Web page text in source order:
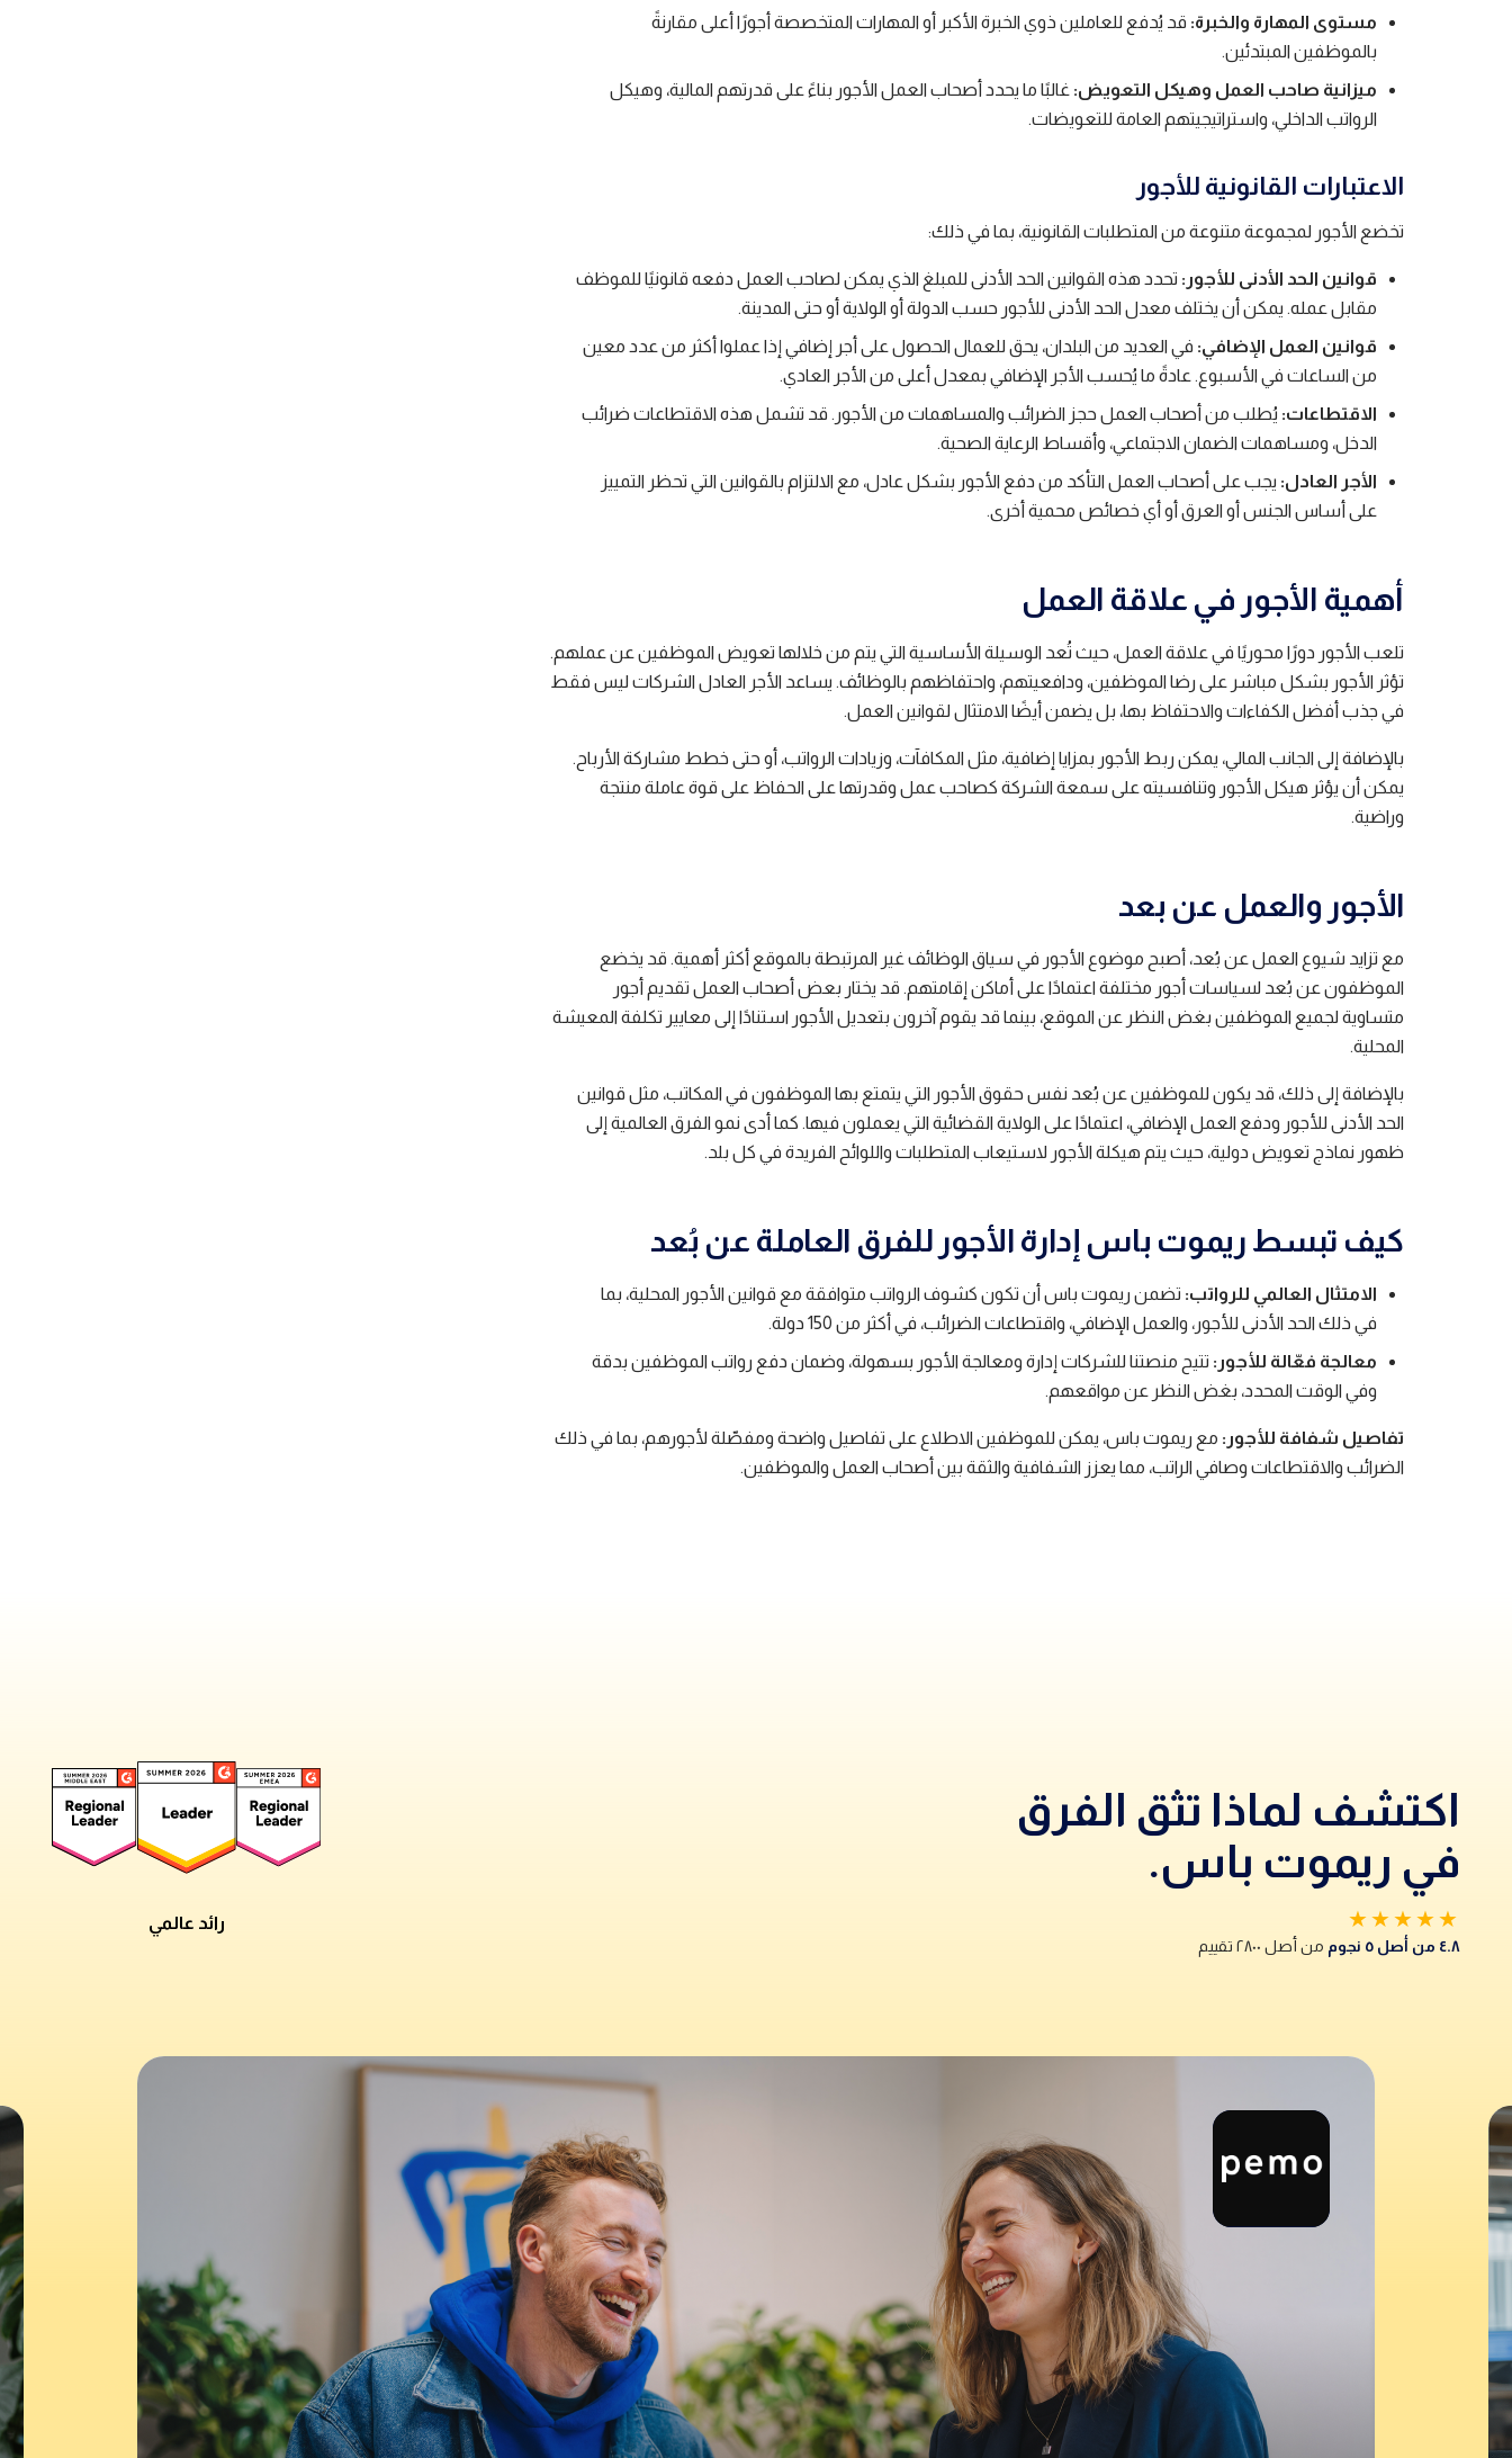
مستوى المهارة والخبرة: قد يُدفع للعاملين ذوي الخبرة الأكبر أو المهارات المتخصصة أجورًا أعلى مقارنةً
بالموظفين المبتدئين.
ميزانية صاحب العمل وهيكل التعويض: غالبًا ما يحدد أصحاب العمل الأجور بناءً على قدرتهم المالية، وهيكل
الرواتب الداخلي، واستراتيجيتهم العامة للتعويضات.
الاعتبارات القانونية للأجور
تخضع الأجور لمجموعة متنوعة من المتطلبات القانونية، بما في ذلك:
قوانين الحد الأدنى للأجور: تحدد هذه القوانين الحد الأدنى للمبلغ الذي يمكن لصاحب العمل دفعه قانونيًا للموظف
مقابل عمله. يمكن أن يختلف معدل الحد الأدنى للأجور حسب الدولة أو الولاية أو حتى المدينة.
قوانين العمل الإضافي: في العديد من البلدان، يحق للعمال الحصول على أجر إضافي إذا عملوا أكثر من عدد معين
من الساعات في الأسبوع. عادةً ما يُحسب الأجر الإضافي بمعدل أعلى من الأجر العادي.
الاقتطاعات: يُطلب من أصحاب العمل حجز الضرائب والمساهمات من الأجور. قد تشمل هذه الاقتطاعات ضرائب
الدخل، ومساهمات الضمان الاجتماعي، وأقساط الرعاية الصحية.
الأجر العادل: يجب على أصحاب العمل التأكد من دفع الأجور بشكل عادل، مع الالتزام بالقوانين التي تحظر التمييز
على أساس الجنس أو العرق أو أي خصائص محمية أخرى.
أهمية الأجور في علاقة العمل
تلعب الأجور دورًا محوريًا في علاقة العمل، حيث تُعد الوسيلة الأساسية التي يتم من خلالها تعويض الموظفين عن عملهم.
تؤثر الأجور بشكل مباشر على رضا الموظفين، ودافعيتهم، واحتفاظهم بالوظائف. يساعد الأجر العادل الشركات ليس فقط
في جذب أفضل الكفاءات والاحتفاظ بها، بل يضمن أيضًا الامتثال لقوانين العمل.
بالإضافة إلى الجانب المالي، يمكن ربط الأجور بمزايا إضافية، مثل المكافآت، وزيادات الرواتب، أو حتى خطط مشاركة الأرباح.
يمكن أن يؤثر هيكل الأجور وتنافسيته على سمعة الشركة كصاحب عمل وقدرتها على الحفاظ على قوة عاملة منتجة
وراضية.
الأجور والعمل عن بعد
مع تزايد شيوع العمل عن بُعد، أصبح موضوع الأجور في سياق الوظائف غير المرتبطة بالموقع أكثر أهمية. قد يخضع
الموظفون عن بُعد لسياسات أجور مختلفة اعتمادًا على أماكن إقامتهم. قد يختار بعض أصحاب العمل تقديم أجور
متساوية لجميع الموظفين بغض النظر عن الموقع، بينما قد يقوم آخرون بتعديل الأجور استنادًا إلى معايير تكلفة المعيشة
المحلية.
بالإضافة إلى ذلك، قد يكون للموظفين عن بُعد نفس حقوق الأجور التي يتمتع بها الموظفون في المكاتب، مثل قوانين
الحد الأدنى للأجور ودفع العمل الإضافي، اعتمادًا على الولاية القضائية التي يعملون فيها. كما أدى نمو الفرق العالمية إلى
ظهور نماذج تعويض دولية، حيث يتم هيكلة الأجور لاستيعاب المتطلبات واللوائح الفريدة في كل بلد.
كيف تبسط ريموت باس إدارة الأجور للفرق العاملة عن بُعد
الامتثال العالمي للرواتب: تضمن ريموت باس أن تكون كشوف الرواتب متوافقة مع قوانين الأجور المحلية، بما
في ذلك الحد الأدنى للأجور، والعمل الإضافي، واقتطاعات الضرائب، في أكثر من 150 دولة.
معالجة فعّالة للأجور: تتيح منصتنا للشركات إدارة ومعالجة الأجور بسهولة، وضمان دفع رواتب الموظفين بدقة
وفي الوقت المحدد، بغض النظر عن مواقعهم.
تفاصيل شفافة للأجور: مع ريموت باس، يمكن للموظفين الاطلاع على تفاصيل واضحة ومفصّلة لأجورهم، بما في ذلك
الضرائب والاقتطاعات وصافي الراتب، مما يعزز الشفافية والثقة بين أصحاب العمل والموظفين.
اكتشف لماذا تثق الفرق
في ريموت باس.
★★★★★
٤.٨ من أصل ٥ نجوم من أصل ٢٨٠٠ تقييم
رائد عالمي